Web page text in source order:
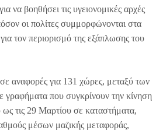
να βοηθήσει τις υγειονομικές αρχές
οι πολίτες συμμορφώνονται στα
τον περιορισμό της εξάπλωσης του
αναφορές για 131 χώρες, μεταξύ των
γραφήματα που συγκρίνουν την κίνηση
τις 29 Μαρτίου σε καταστήματα,
μέσων μαζικής μεταφοράς,